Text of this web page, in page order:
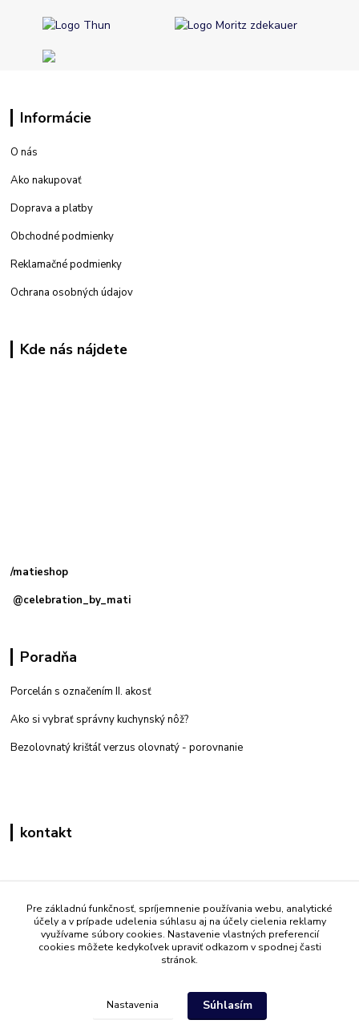
Informácie
O nás
Ako nakupovať
Doprava a platby
Obchodné podmienky
Reklamačné podmienky
Ochrana osobných údajov
Kde nás nájdete
/matieshop
@celebration_by_mati
Poradňa
Porcelán s označením II. akosť
Ako si vybrať správny kuchynský nôž?
Bezolovnatý krištáľ verzus olovnatý - porovnanie
kontakt
+421 908 861 051
(Po - Pia 7:30-15:30)
info@mati.sk
Pre základnú funkčnosť, spríjemnenie používania webu, analytické
účely a v prípade udelenia súhlasu aj na účely cielenia reklamy
využívame súbory cookies. Nastavenie vlastných preferencií
cookies môžete kedykoľvek upraviť odkazom v spodnej časti
stránok.
Nastavenia Súhlasím